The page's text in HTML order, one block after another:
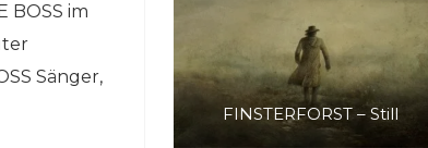
BOSS im
Sänger,
FINSTERFORST – Still